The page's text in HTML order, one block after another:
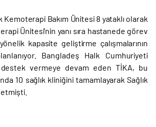
Bakım Ünitesi 8 yataklı olarak
Ünitesi’nin yanı sıra hastanede görev
kapasite geliştirme çalışmalarının
Bangladeş Halk Cumhuriyeti
vermeye devam eden TİKA, bu
10 sağlık kliniğini tamamlayarak Sağlık
etmişti.